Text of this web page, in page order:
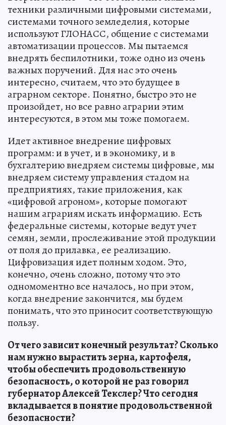
техники различными цифровыми системами,
системами точного земледелия, которые
используют ГЛОНАСС, общение с системами
автоматизации процессов. Мы пытаемся
внедрять беспилотники, тоже одно из очень
важных поручений. Для нас это очень
интересно, считаем, что это будущее в
аграрном секторе. Понятно, быстро это не
произойдет, но все равно аграрии этим
интересуются, в этом мы тоже помогаем.
Идет активное внедрение цифровых
программ: и в учет, и в экономику, и в
бухгалтерию внедряем системы цифровые, мы
внедряем систему управления стадом на
предприятиях, такие приложения, как
«цифровой агроном», которые помогают
нашим аграриям искать информацию. Есть
федеральные системы, которые ведут учет
семян, земли, прослеживание этой продукции
от поля до прилавка, ее реализацию.
Цифровизация идет полным ходом. Это,
конечно, очень сложно, потому что это
одномоментно все началось, но при этом,
когда внедрение закончится, мы будем
понимать, что это приносит соответствующую
пользу.
От чего зависит конечный результат? Сколько
нам нужно вырастить зерна, картофеля,
чтобы обеспечить продовольственную
безопасность, о которой не раз говорил
губернатор Алексей Текслер? Что сегодня
вкладывается в понятие продовольственной
безопасности?